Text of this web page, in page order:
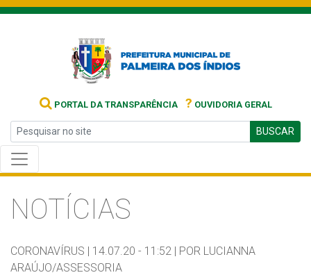
PORTAL DA TRANSPARÊNCIA ? OUVIDORIA GERAL
BUSCAR
NOTÍCIAS
CORONAVÍRUS | 14.07.20 - 11:52 | POR LUCIANNA
ARAÚJO/ASSESSORIA